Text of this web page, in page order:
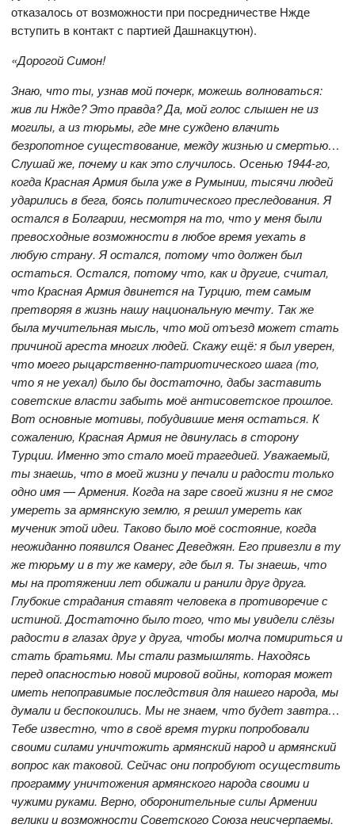
отказалось от возможности при посредничестве Нжде
вступить в контакт с партией Дашнакцутюн).
«Дорогой Симон!
Знаю, что ты, узнав мой почерк, можешь волноваться:
жив ли Нжде? Это правда? Да, мой голос слышен не из
могилы, а из тюрьмы, где мне суждено влачить
безропотное существование, между жизнью и смертью…
Слушай же, почему и как это случилось. Осенью 1944-го,
когда Красная Армия была уже в Румынии, тысячи людей
ударились в бега, боясь политического преследования. Я
остался в Болгарии, несмотря на то, что у меня были
превосходные возможности в любое время уехать в
любую страну. Я остался, потому что должен был
остаться. Остался, потому что, как и другие, считал,
что Красная Армия двинется на Турцию, тем самым
претворяя в жизнь нашу национальную мечту. Так же
была мучительная мысль, что мой отъезд может стать
причиной ареста многих людей. Скажу ещё: я был уверен,
что моего рыцарственно-патриотического шага (то,
что я не уехал) было бы достаточно, дабы заставить
советские власти забыть моё антисоветское прошлое.
Вот основные мотивы, побудившие меня остаться. К
сожалению, Красная Армия не двинулась в сторону
Турции. Именно это стало моей трагедией. Уважаемый,
ты знаешь, что в моей жизни у печали и радости только
одно имя — Армения. Когда на заре своей жизни я не смог
умереть за армянскую землю, я решил умереть как
мученик этой идеи. Таково было моё состояние, когда
неожиданно появился Ованес Деведжян. Его привезли в ту
же тюрьму и в ту же камеру, где был я. Ты знаешь, что
мы на протяжении лет обижали и ранили друг друга.
Глубокие страдания ставят человека в противоречие с
истиной. Достаточно было того, что мы увидели слёзы
радости в глазах друг у друга, чтобы молча помириться и
стать братьями. Мы стали размышлять. Находясь
перед опасностью новой мировой войны, которая может
иметь непоправимые последствия для нашего народа, мы
думали и беспокоились. Мы не знаем, что будет завтра…
Тебе известно, что в своё время турки попробовали
своими силами уничтожить армянский народ и армянский
вопрос как таковой. Сейчас они попробуют осуществить
программу уничтожения армянского народа своими и
чужими руками. Верно, оборонительные силы Армении
велики и возможности Советского Союза неисчерпаемы.